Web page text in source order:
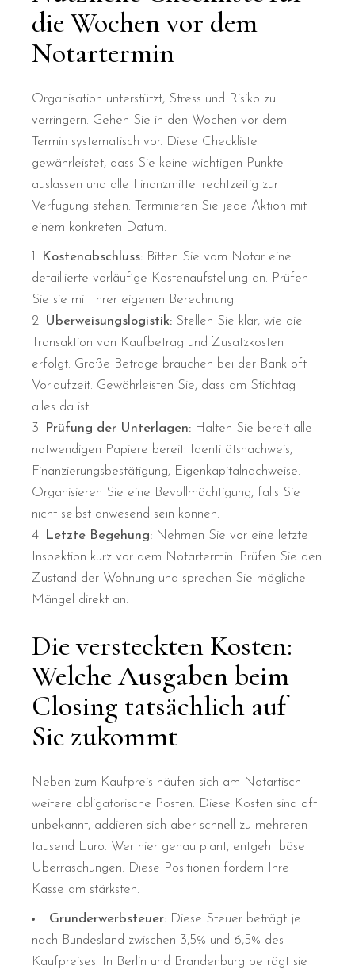
die Wochen vor dem
Notartermin
Organisation unterstützt, Stress und Risiko zu
verringern. Gehen Sie in den Wochen vor dem
Termin systematisch vor. Diese Checkliste
gewährleistet, dass Sie keine wichtigen Punkte
auslassen und alle Finanzmittel rechtzeitig zur
Verfügung stehen. Terminieren Sie jede Aktion mit
einem konkreten Datum.
Kostenabschluss: Bitten Sie vom Notar eine
detaillierte vorläufige Kostenaufstellung an. Prüfen
Sie sie mit Ihrer eigenen Berechnung.
Überweisungslogistik: Stellen Sie klar, wie die
Transaktion von Kaufbetrag und Zusatzkosten
erfolgt. Große Beträge brauchen bei der Bank oft
Vorlaufzeit. Gewährleisten Sie, dass am Stichtag
alles da ist.
Prüfung der Unterlagen: Halten Sie bereit alle
notwendigen Papiere bereit: Identitätsnachweis,
Finanzierungsbestätigung, Eigenkapitalnachweise.
Organisieren Sie eine Bevollmächtigung, falls Sie
nicht selbst anwesend sein können.
Letzte Begehung: Nehmen Sie vor eine letzte
Inspektion kurz vor dem Notartermin. Prüfen Sie den
Zustand der Wohnung und sprechen Sie mögliche
Mängel direkt an.
Die versteckten Kosten:
Welche Ausgaben beim
Closing tatsächlich auf
Sie zukommt
Neben zum Kaufpreis häufen sich am Notartisch
weitere obligatorische Posten. Diese Kosten sind oft
unbekannt, addieren sich aber schnell zu mehreren
tausend Euro. Wer hier genau plant, entgeht böse
Überraschungen. Diese Positionen fordern Ihre
Kasse am stärksten.
Grunderwerbsteuer: Diese Steuer beträgt je
nach Bundesland zwischen 3,5% und 6,5% des
Kaufpreises. In Berlin und Brandenburg beträgt sie